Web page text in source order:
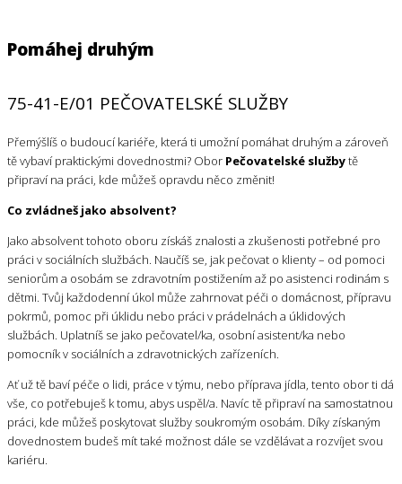
Pomáhej druhým
75-41-E/01 PEČOVATELSKÉ SLUŽBY
Přemýšlíš o budoucí kariéře, která ti umožní pomáhat druhým a zároveň
tě vybaví praktickými dovednostmi? Obor Pečovatelské službytě
připraví na práci, kde můžeš opravdu něco změnit!
Co zvládneš jako absolvent?
Jako absolvent tohoto oboru získáš znalosti a zkušenosti potřebné pro
práci v sociálních službách. Naučíš se, jak pečovat o klienty – od pomoci
seniorům a osobám se zdravotním postižením až po asistenci rodinám s
dětmi. Tvůj každodenní úkol může zahrnovat péči o domácnost, přípravu
pokrmů, pomoc při úklidu nebo práci v prádelnách a úklidových
službách. Uplatníš se jako pečovatel/ka, osobní asistent/ka nebo
pomocník v sociálních a zdravotnických zařízeních.
Ať už tě baví péče o lidi, práce v týmu, nebo příprava jídla, tento obor ti dá
vše, co potřebuješ k tomu, abys uspěl/a. Navíc tě připraví na samostatnou
práci, kde můžeš poskytovat služby soukromým osobám. Díky získaným
dovednostem budeš mít také možnost dále se vzdělávat a rozvíjet svou
kariéru.